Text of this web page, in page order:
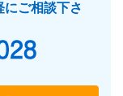
にご相談下さ